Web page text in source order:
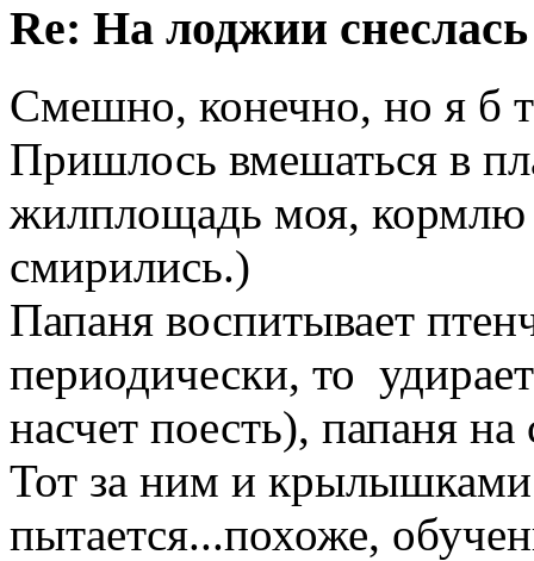
Re: На лоджии
Смешно, конечно, но я б
Пришлось вмешаться в
жилплощадь моя, кормлю
смирились.)
Папаня воспитывает
периодически, то
насчет поесть), папаня
Тот за ним и
пытается...похоже,